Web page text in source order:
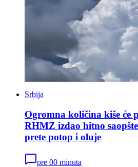
Srbija
Ogromna količina kiše će
RHMZ izdao hitno
prete potop i oluje
pre 00 minuta